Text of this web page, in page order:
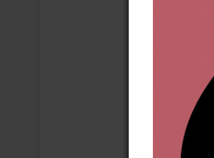
Z
z
im